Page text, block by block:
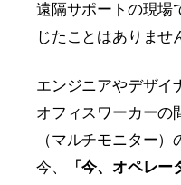
遠隔サポートの現場
じたことはありませ
エンジニアやデザイ
オフィスワーカーの
（マルチモニター
今、
「今、オペレ